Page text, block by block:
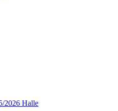
2026 Halle